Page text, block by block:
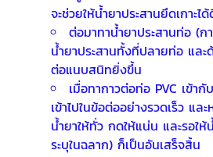
จะช่วยให้น้ำยาประสานยึดเกาะไ
ต่อมาทาน้ำยาประสานท่อ (ก
น้ำยาประสานทั้งที่ปลายท่อ และ
ต่อแนบสนิทยิ่งขึ้น
เมื่อทากาวต่อท่อ PVC เข้า
เข้าไปในข้อต่ออย่างรวดเร็ว แล
น้ำยาให้ทั่ว กดให้แน่น และรอใ
ระบุในฉลาก) ก็เป็นอันเสร็จสิ้น